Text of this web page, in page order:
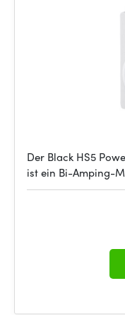
Der Black HS5
ist ein Bi-Amping-